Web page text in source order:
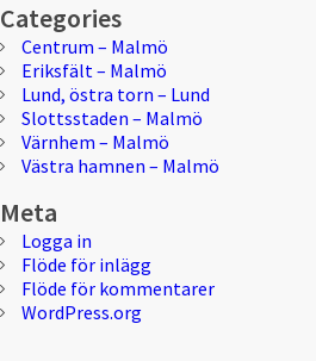
Categories
Centrum – Malmö
Eriksfält – Malmö
Lund, östra torn – Lund
Slottsstaden – Malmö
Värnhem – Malmö
Västra hamnen – Malmö
Meta
Logga in
Flöde för inlägg
Flöde för kommentarer
WordPress.org